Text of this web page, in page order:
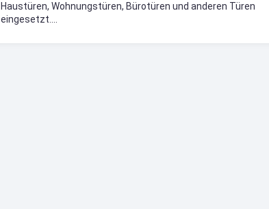
Haustüren, Wohnungstüren, Bürotüren und anderen Türen
eingesetzt....